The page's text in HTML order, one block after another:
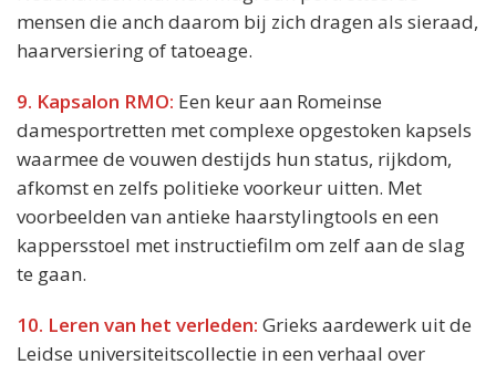
mensen die anch daarom bij zich dragen als sieraad,
haarversiering of tatoeage.
9. Kapsalon RMO: Een keur aan Romeinse
damesportretten met complexe opgestoken kapsels
waarmee de vouwen destijds hun status, rijkdom,
afkomst en zelfs politieke voorkeur uitten. Met
voorbeelden van antieke haarstylingtools en een
kappersstoel met instructiefilm om zelf aan de slag
te gaan.
10. Leren van het verleden: Grieks aardewerk uit de
Leidse universiteitscollectie in een verhaal over